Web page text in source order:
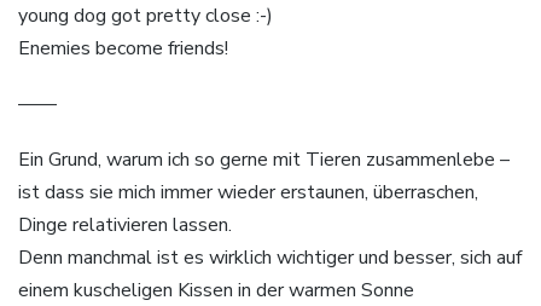
young dog got pretty close :-)
Enemies become friends!
——
Ein Grund, warum ich so gerne mit Tieren zusammenlebe –
ist dass sie mich immer wieder erstaunen, überraschen,
Dinge relativieren lassen.
Denn manchmal ist es wirklich wichtiger und besser, sich auf
einem kuscheligen Kissen in der warmen Sonne